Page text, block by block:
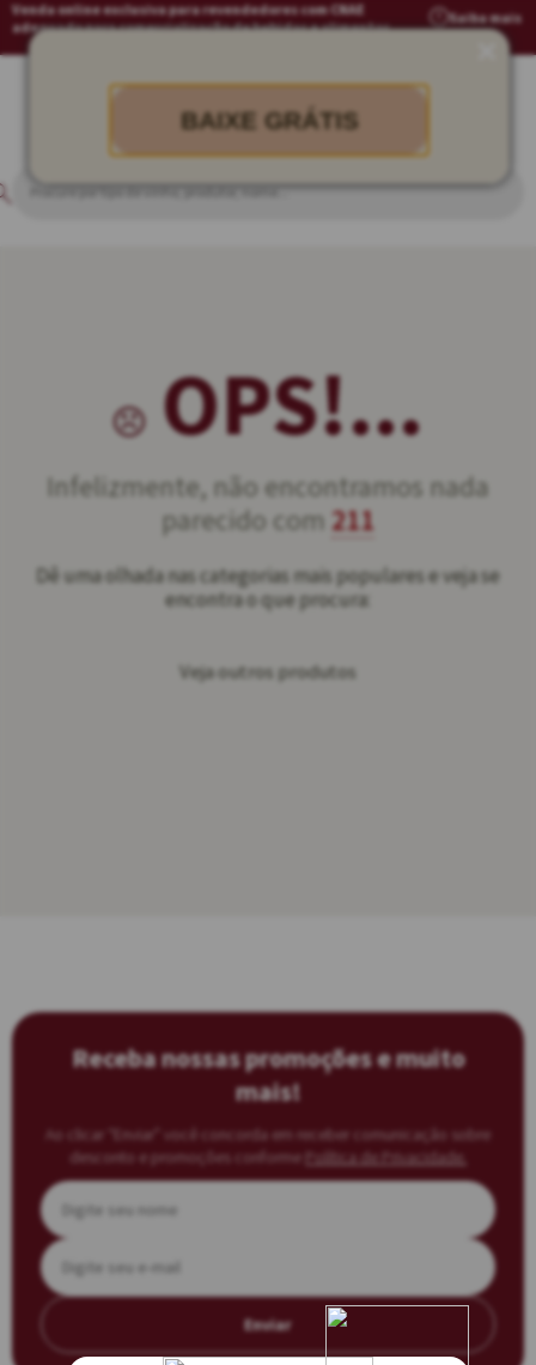
BAIXE GRÁTIS
Venda online exclusiva para revendedores com CNAE
adequado para comercialização de bebidas e alimentos
Saiba mais
OPS!...
Infelizmente, não encontramos nada
parecido com 211
Dê uma olhada nas categorias mais populares e veja se
encontra o que procura:
Veja outros produtos
Receba nossas promoções e muito
mais!
Ao clicar “Enviar” você concorda em receber comunicação sobre
desconto e promoções conforme
Política de Privacidade.
Enviar